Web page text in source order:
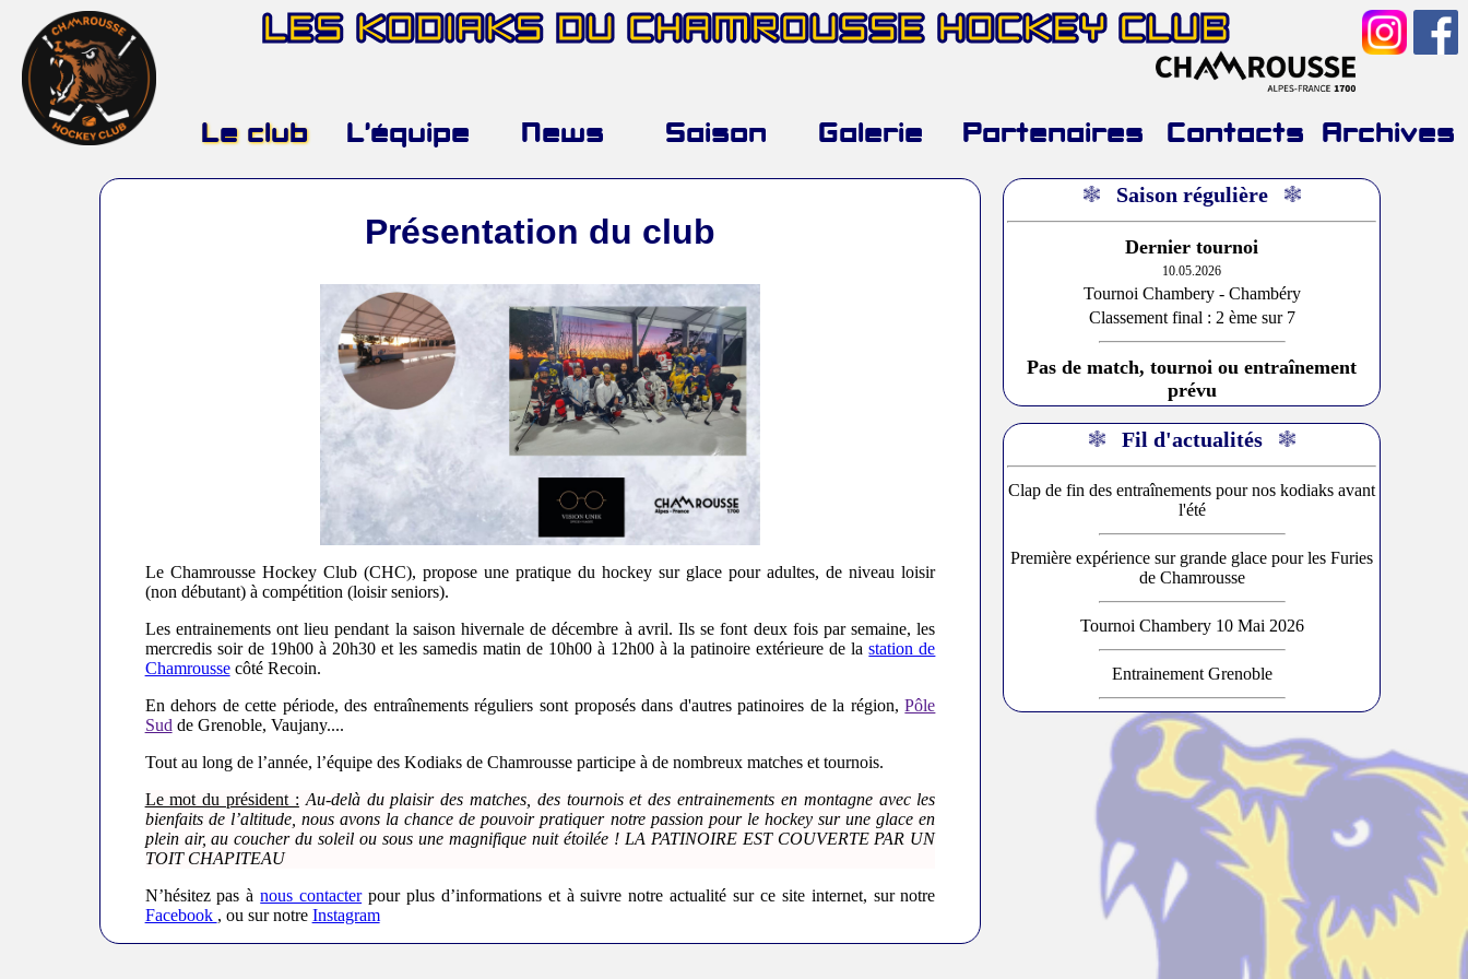
LES KODIAKS DU CHAMROUSSE HOCKEY CLUB
Le club L’équipe News Saison Galerie Partenaires Contacts Archives
Présentation du club
Le Chamrousse Hockey Club (CHC), propose une pratique du hockey sur glace pour adultes, de niveau loisir
(non débutant) à compétition (loisir seniors).
Les entrainements ont lieu pendant la saison hivernale de décembre à avril. Ils se font deux fois par semaine, les
mercredis soir de 19h00 à 20h30 et les samedis matin de 10h00 à 12h00 à la patinoire extérieure de lastation de
Chamroussecôté Recoin.
En dehors de cette période, des entraînements réguliers sont proposés dans d'autres patinoires de la région,Pôle
Sud de Grenoble, Vaujany....
Tout au long de l’année, l’équipe des Kodiaks de Chamrousse participe à de nombreux matches et tournois.
Le mot du président : Au-delà du plaisir des matches, des tournois et des entrainements en montagne avec les
bienfaits de l’altitude, nous avons la chance de pouvoir pratiquer notre passion pour le hockey sur une glace en
plein air, au coucher du soleil ou sous une magnifique nuit étoilée ! LA PATINOIRE EST COUVERTE PAR UN
TOIT CHAPITEAU
N’hésitez pas ànous contacterpour plus d’informations et à suivre notre actualité sur ce site internet, sur notre
Facebook , ou sur notre Instagram
Saison régulière
Dernier tournoi
10.05.2026
Tournoi Chambery - Chambéry
Classement final : 2 ème sur 7
Pas de match, tournoi ou entraînement
prévu
Fil d'actualités
Clap de fin des entraînements pour nos kodiaks avant
l'été
Première expérience sur grande glace pour les Furies
de Chamrousse
Tournoi Chambery 10 Mai 2026
Entrainement Grenoble